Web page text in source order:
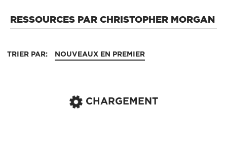
RESSOURCES PAR CHRISTOPHER MORGAN
TRIER PAR: NOUVEAUX EN PREMIER
CHARGEMENT